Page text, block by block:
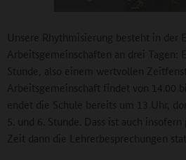
Unsere Rhythmisierung besteht in der
Arbeitsgemeinschaften an drei Tagen:
Stunde, also einem wertvollen
Arbeitsgemeinschaft findet von 14.00
endet die Schule bereits um 13 Uhr,
5. und 6. Stunde. Dass ist auch
Zeit dann die Lehrerbesprechungen